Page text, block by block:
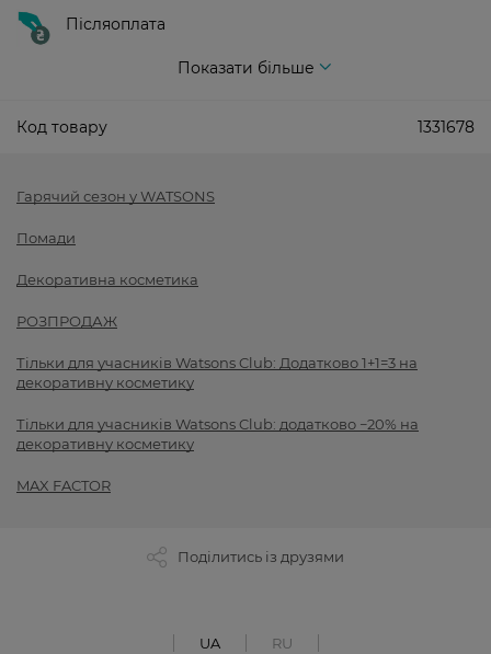
Післяоплата
Показати більше
Код товару 1331678
Гарячий сезон у WATSONS
Помади
Декоративна косметика
РОЗПРОДАЖ
Тільки для учасників Watsons Club: Додатково 1+1=3 на
декоративну косметику
Тільки для учасників Watsons Club: додатково −20% на
декоративну косметику
MAX FACTOR
Поділитись із друзями
UA RU